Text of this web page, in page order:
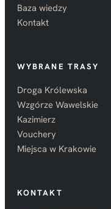
Baza wiedzy
Kontakt
WYBRANE TRASY
Droga Królewska
Wzgórze Wawelskie
Kazimierz
Vouchery
Miejsca w Krakowie
KONTAKT